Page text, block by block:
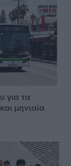
για τα
μηνιαία